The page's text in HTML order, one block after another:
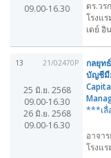
09.00-16.30
ดร.วร
โรงแ
เดย์ อิ
13 21/02470P
25 มิ.ย. 2568
09.00-16.30
26 มิ.ย. 2568
09.00-16.30
กลยุท
บัญชีมื
***เลื่
อาจา
โรงแ